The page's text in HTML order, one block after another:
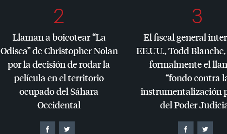
2
Llaman a boicotear “La
Odisea” de Christopher Nolan
por la decisión de rodar la
película en el territorio
ocupado del Sáhara
Occidental
3
El fiscal general
EE.UU., Todd
formalmente el
“fondo contra
instrumentalización
del Poder